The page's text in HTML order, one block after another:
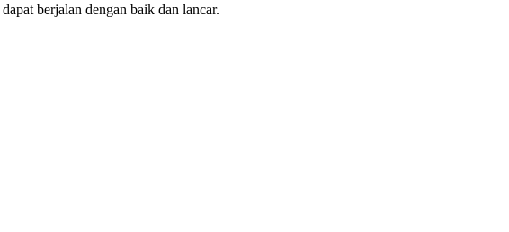
berjalan dengan baik dan lancar.